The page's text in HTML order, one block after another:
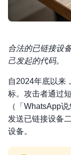
合法的已链接设
己发起的代码。
自2024年底以来
标。攻击者通过
（「WhatsApp
发送已链接设备
设备。